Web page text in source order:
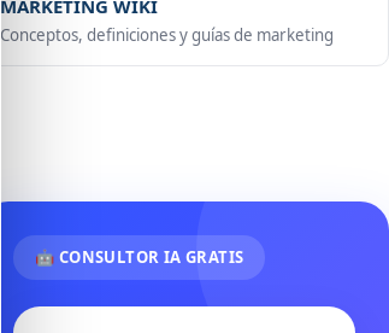
MARKETING WIKI
Conceptos, definiciones y guías de marketing
🤖 CONSULTOR IA GRATIS